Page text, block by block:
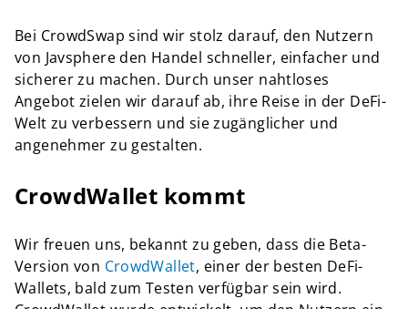
Bei CrowdSwap sind wir stolz darauf, den Nutzern
von Javsphere den Handel schneller, einfacher und
sicherer zu machen. Durch unser nahtloses
Angebot zielen wir darauf ab, ihre Reise in der DeFi-
Welt zu verbessern und sie zugänglicher und
angenehmer zu gestalten.
CrowdWallet kommt
Wir freuen uns, bekannt zu geben, dass die Beta-
Version von CrowdWallet, einer der besten DeFi-
Wallets, bald zum Testen verfügbar sein wird.